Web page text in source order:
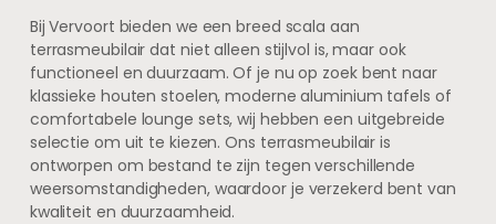
Bij Vervoort bieden we een breed scala aan
terrasmeubilair dat niet alleen stijlvol is, maar ook
functioneel en duurzaam. Of je nu op zoek bent naar
klassieke houten stoelen, moderne aluminium tafels of
comfortabele lounge sets, wij hebben een uitgebreide
selectie om uit te kiezen. Ons terrasmeubilair is
ontworpen om bestand te zijn tegen verschillende
weersomstandigheden, waardoor je verzekerd bent van
kwaliteit en duurzaamheid.